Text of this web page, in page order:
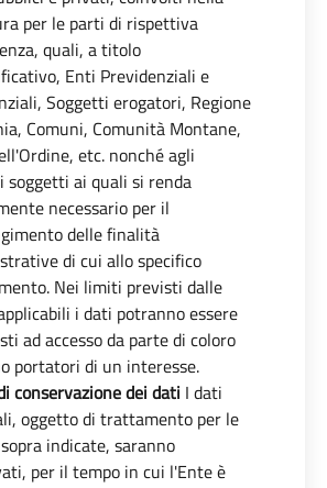
per le parti di rispettiva
quali, a titolo
Enti Previdenziali e
Soggetti erogatori, Regione
Comuni, Comunità Montane,
etc. nonché agli
soggetti ai quali si renda
necessario per il
delle finalità
di cui allo specifico
Nei limiti previsti dalle
i dati potranno essere
ad accesso da parte di coloro
portatori di un interesse.
conservazione dei dati I dati
oggetto di trattamento per le
indicate, saranno
per il tempo in cui l'Ente è